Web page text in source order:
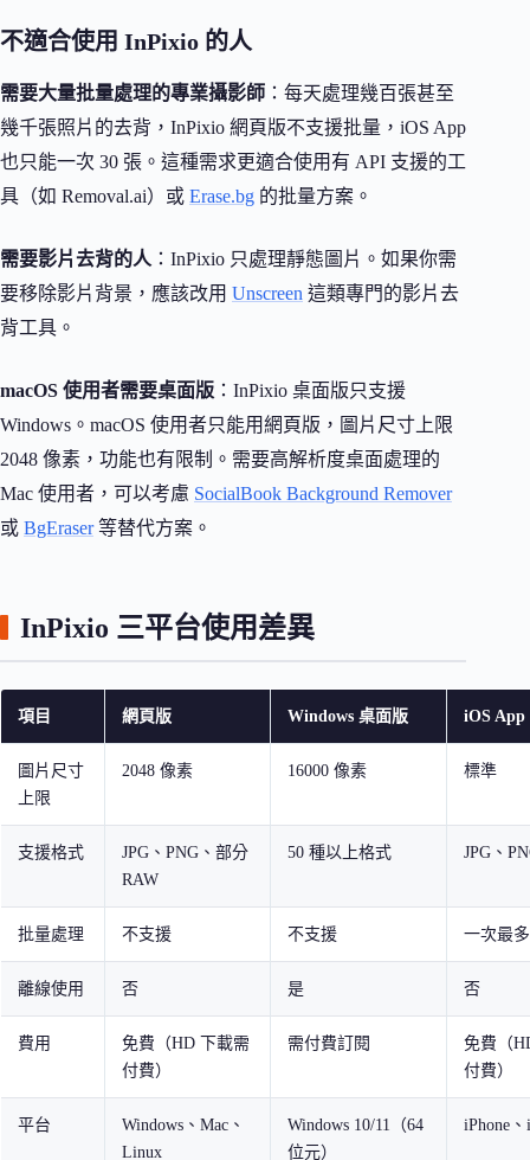
不適合使用 InPixio 的人
需要大量批量處理的專業攝影師 ：每天處理幾百張甚至
幾千張照片的去背，InPixio 網頁版不支援批量，iOS App
也只能一次 30 張。這種需求更適合使用有 API 支援的工
具（如 Removal.ai）或 Erase.bg 的批量方案。
需要影片去背的人 ：InPixio 只處理靜態圖片。如果你需
要移除影片背景，應該改用 Unscreen 這類專門的影片去
背工具。
macOS 使用者需要桌面版 ：InPixio 桌面版只支援
Windows。macOS 使用者只能用網頁版，圖片尺寸上限
2048 像素，功能也有限制。需要高解析度桌面處理的
Mac 使用者，可以考慮 SocialBook Background Remover
或 BgEraser等替代方案。
InPixio 三平台使用差異
項目 網頁版 Windows 桌面版 iOS App
圖片尺寸
上限
2048 像素 16000 像素 標準
支援格式
JPG、PNG、部分
RAW
50 種以上格式 JPG、
批量處理 不支援 不支援 一次最
離線使用 否 是 否
費用
免費（HD 下載需
付費）
需付費訂閱
免費（
付費）
平台
Windows、Mac、
Linux
Windows 10/11（64
位元）
iPhone、